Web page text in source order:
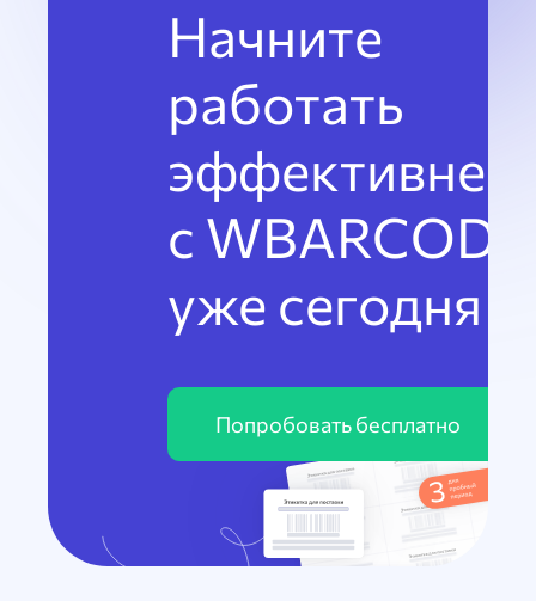
Начните
работать
эффективнее
с WBARCODE
уже сегодня
Попробовать бесплатно